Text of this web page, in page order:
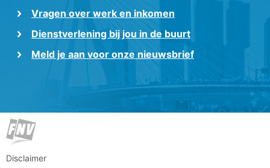
Vragen over werk en inkomen
Dienstverlening bij jou in de buurt
Meld je aan voor onze nieuwsbrief
Disclaimer